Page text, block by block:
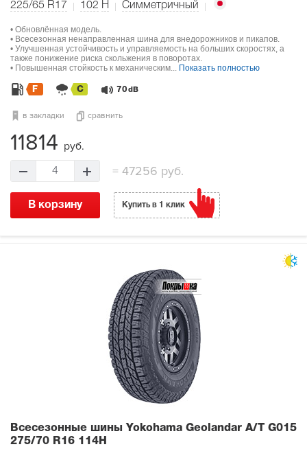
225/65 R17 102 H Симметричный
• Обновлённая модель.
• Всесезонная ненаправленная шина для внедорожников и пикапов.
• Улучшенная устойчивость и управляемость на больших скоростях, а
также понижение риска скольжения в поворотах.
• Повышенная стойкость к механическим... Показать полностью
F C 70 dB
в закладки сравнить
11814 руб.
4 =47256 руб.
В корзину Купить в 1 клик
Всесезонные шины Yokohama Geolandar A/T G015
275/70 R16 114H